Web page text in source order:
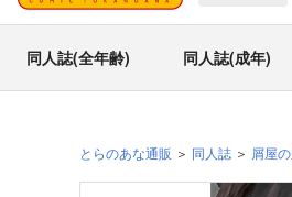
同人誌(全年齢) 同人誌(成年)
とらのあな通販 同人誌 屑屋